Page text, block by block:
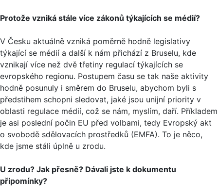
Protože vzniká stále více zákonů týkajících se médií?
V Česku aktuálně vzniká poměrně hodně legislativy
týkající se médií a další k nám přichází z Bruselu, kde
vznikají více než dvě třetiny regulací týkajících se
evropského regionu. Postupem času se tak naše aktivity
hodně posunuly i směrem do Bruselu, abychom byli s
předstihem schopni sledovat, jaké jsou unijní priority v
oblasti regulace médií, což se nám, myslím, daří. Příkladem
je asi poslední počin EU před volbami, tedy Evropský akt
o svobodě sdělovacích prostředků (EMFA). To je něco,
kde jsme stáli úplně u zrodu.
U zrodu? Jak přesně? Dávali jste k dokumentu
připomínky?